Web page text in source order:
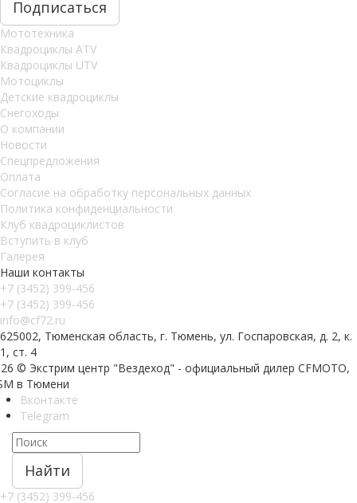
Мототехника
Квадроциклы ATV
Квадроциклы UTV
Мотоциклы
Детские квадроциклы
Снегоходы
О компании
Новости
Спецпредложения
Оплата
Согласие на обработку персональных данных
Политика конфиденциальности
Клуб квадроциклистов
Вступить в клуб
Галерея
Наши контакты
+7 (3452) 399-456
+7 (3452) 399-456
info@cf72.ru
625002, Тюменская область, г. Тюмень, ул. Госпаровская, д. 2, к.
1, ст. 4
© Экстрим центр "Вездеход" - официальный дилер CFMOTO,
в Тюмени
Вконтакте
Telegram
Найти
+7 (3452) 399-456